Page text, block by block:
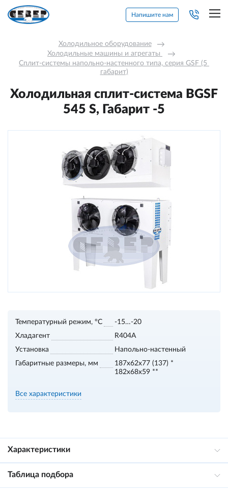
Напишите нам
Холодильное оборудование →
Холодильные машины и агрегаты →
Сплит-системы напольно-настенного типа, серия GSF (5
габарит)
Холодильная сплит-система BGSF
545 S, Габарит -5
Температурный режим, °С
-15…-20
Хладагент
R404A
Установка
Напольно-настенный
Габаритные размеры, мм
187х62х77 (137) *
182х68х59 **
Все характеристики
Характеристики
Таблица подбора